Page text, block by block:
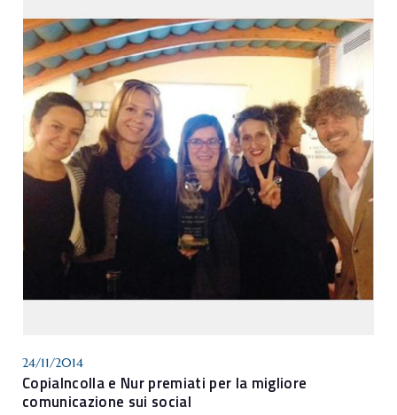
24/11/2014
CopiaIncolla e Nur premiati per la migliore
comunicazione sui social